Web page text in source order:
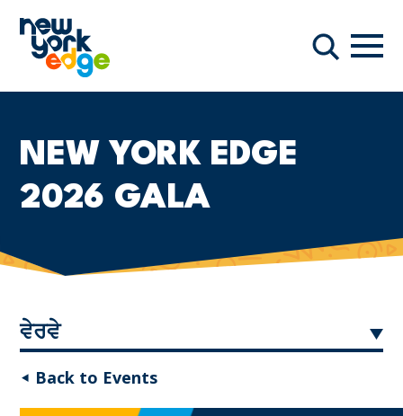
ਖੋਜ
NEW YORK EDGE
2026 GALA
ਵੇਰਵੇ
◂ Back to Events